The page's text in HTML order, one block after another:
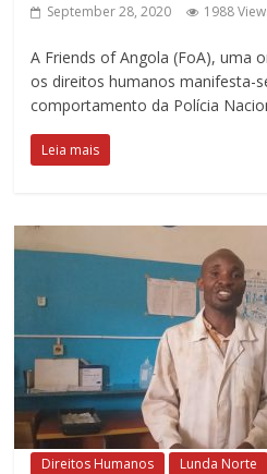
September 28, 2020 1988
A Friends of Angola (FoA), uma
os direitos humanos manifesta-
comportamento da Polícia
Leia mais
Direitos Humanos Lunda Norte